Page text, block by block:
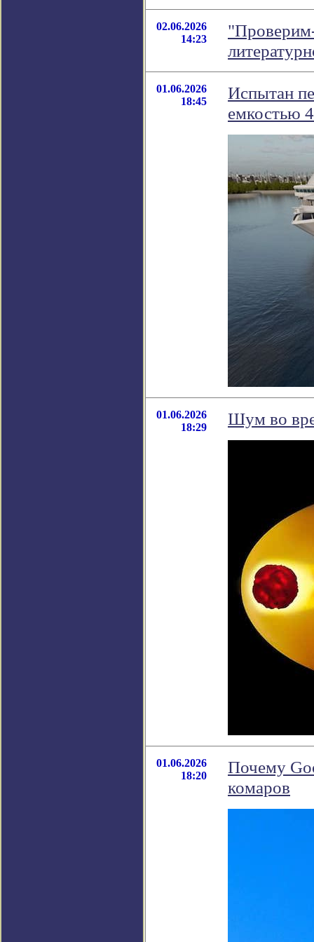
02.06.2026
14:23
01.06.2026
18:45
Испытан
емкостью
01.06.2026
18:29
Шум во
01.06.2026
18:20
Почему
комаров